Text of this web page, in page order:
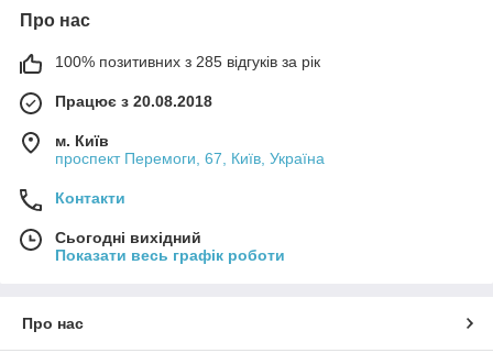
Про нас
100% позитивних з 285 відгуків за рік
Працює з 20.08.2018
м. Київ
проспект Перемоги, 67, Київ, Україна
Контакти
Сьогодні вихідний
Показати весь графік роботи
Про нас